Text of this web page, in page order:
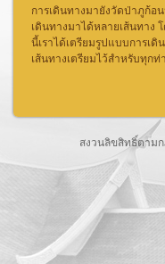
การเดินทางมายังวัดป่าภูก้อ
เดินทางมาได้หลายเส้นทาง
นี้เราได้เตรียมรูปแบบการเดิ
เส้นทางเตรียมไว้สำหรับทุกท่
สงวนลิขสิทธิ์ตาม